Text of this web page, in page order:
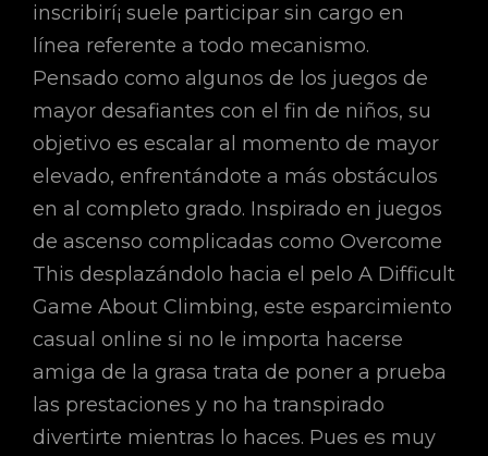
inscribirí¡ suele participar sin cargo en
línea referente a todo mecanismo.
Pensado como algunos de los juegos de
mayor desafiantes con el fin de niños, su
objetivo es escalar al momento de mayor
elevado, enfrentándote a más obstáculos
en al completo grado. Inspirado en juegos
de ascenso complicadas como Overcome
This desplazándolo hacia el pelo A Difficult
Game About Climbing, este esparcimiento
casual online si no le importa hacerse
amiga de la grasa trata de poner a prueba
las prestaciones y no ha transpirado
divertirte mientras lo haces. Pues es muy